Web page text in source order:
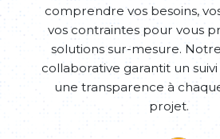
comprendre vos besoins,
vos contraintes pour vous
solutions sur-mesure.
collaborative garantit un
une transparence à
projet.